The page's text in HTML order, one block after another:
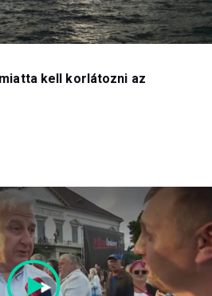
kell korlátozni az